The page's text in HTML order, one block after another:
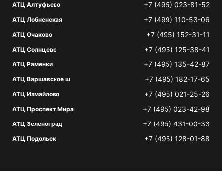
АТЦ Алтуфьево +7 (495) 023-81-52
АТЦ Лобненская +7 (499) 110-53-06
АТЦ Очаково +7 (495) 152-31-11
АТЦ Солнцево +7 (495) 125-38-41
АТЦ Раменки +7 (495) 135-42-87
АТЦ Варшавское ш +7 (495) 182-17-65
АТЦ Измайлово +7 (495) 021-25-26
АТЦ Проспект Мира +7 (495) 023-42-98
АТЦ Зеленоград +7 (495) 431-00-33
АТЦ Подольск +7 (495) 128-01-88